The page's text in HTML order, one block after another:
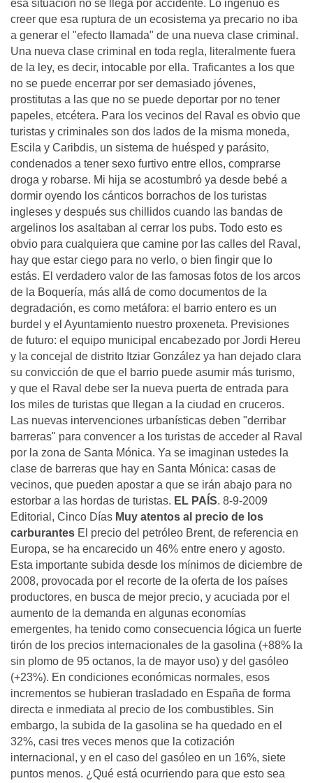
esa situación no se llega por accidente. Lo ingenuo es
creer que esa ruptura de un ecosistema ya precario no iba
a generar el "efecto llamada" de una nueva clase criminal.
Una nueva clase criminal en toda regla, literalmente fuera
de la ley, es decir, intocable por ella. Traficantes a los que
no se puede encerrar por ser demasiado jóvenes,
prostitutas a las que no se puede deportar por no tener
papeles, etcétera. Para los vecinos del Raval es obvio que
turistas y criminales son dos lados de la misma moneda,
Escila y Caribdis, un sistema de huésped y parásito,
condenados a tener sexo furtivo entre ellos, comprarse
droga y robarse. Mi hija se acostumbró ya desde bebé a
dormir oyendo los cánticos borrachos de los turistas
ingleses y después sus chillidos cuando las bandas de
argelinos los asaltaban al cerrar los pubs. Todo esto es
obvio para cualquiera que camine por las calles del Raval,
hay que estar ciego para no verlo, o bien fingir que lo
estás. El verdadero valor de las famosas fotos de los arcos
de la Boquería, más allá de como documentos de la
degradación, es como metáfora: el barrio entero es un
burdel y el Ayuntamiento nuestro proxeneta. Previsiones
de futuro: el equipo municipal encabezado por Jordi Hereu
y la concejal de distrito Itziar González ya han dejado clara
su convicción de que el barrio puede asumir más turismo,
y que el Raval debe ser la nueva puerta de entrada para
los miles de turistas que llegan a la ciudad en cruceros.
Las nuevas intervenciones urbanísticas deben "derribar
barreras" para convencer a los turistas de acceder al Raval
por la zona de Santa Mónica. Ya se imaginan ustedes la
clase de barreras que hay en Santa Mónica: casas de
vecinos, que pueden apostar a que se irán abajo para no
estorbar a las hordas de turistas. EL PAÍS. 8-9-2009
Editorial, Cinco Días Muy atentos al precio de los
carburantes El precio del petróleo Brent, de referencia en
Europa, se ha encarecido un 46% entre enero y agosto.
Esta importante subida desde los mínimos de diciembre de
2008, provocada por el recorte de la oferta de los países
productores, en busca de mejor precio, y acuciada por el
aumento de la demanda en algunas economías
emergentes, ha tenido como consecuencia lógica un fuerte
tirón de los precios internacionales de la gasolina (+88% la
sin plomo de 95 octanos, la de mayor uso) y del gasóleo
(+23%). En condiciones económicas normales, esos
incrementos se hubieran trasladado en España de forma
directa e inmediata al precio de los combustibles. Sin
embargo, la subida de la gasolina se ha quedado en el
32%, casi tres veces menos que la cotización
internacional, y en el caso del gasóleo en un 16%, siete
puntos menos. ¿Qué está ocurriendo para que esto sea